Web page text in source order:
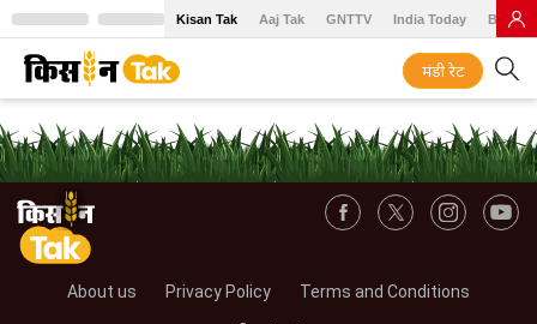
Kisan Tak Aaj Tak GNTTV India Today BT
मंडी रेट
About us Privacy Policy
Terms and Conditions